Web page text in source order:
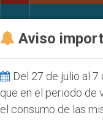
Aviso
Del 27 de julio al
que en el periodo de
el consumo de las